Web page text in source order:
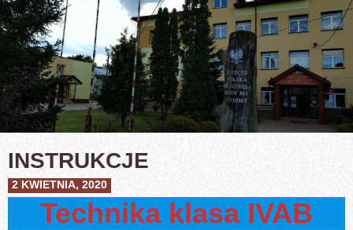
INSTRUKCJE
2 KWIETNIA, 2020
Technika klasa IVAB